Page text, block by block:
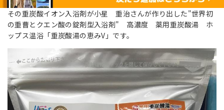
その重炭酸イオン入浴剤が小星 重治さんが作り出した"世界初
の重曹とクエン酸の錠剤型入浴剤" 高濃度 薬用重炭酸湯 ホ
ップス温浴「重炭酸湯の恵みV」です。